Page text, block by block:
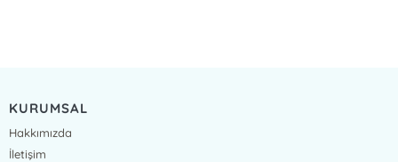
KURUMSAL
Hakkımızda
İletişim